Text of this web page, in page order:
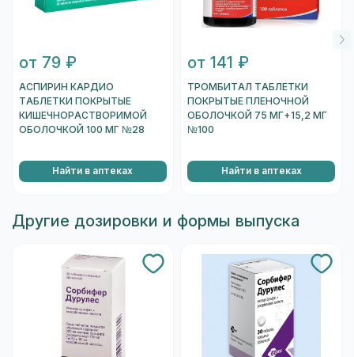
от 79 ₽
АСПИРИН КАРДИО
ТАБЛЕТКИ ПОКРЫТЫЕ
КИШЕЧНОРАСТВОРИМОЙ
ОБОЛОЧКОЙ 100 МГ №28
Найти в аптеках
от 141 ₽
ТРОМБИТАЛ ТАБЛЕТКИ
ПОКРЫТЫЕ ПЛЕНОЧНОЙ
ОБОЛОЧКОЙ 75 МГ+15,2 МГ
№100
Найти в аптеках
Другие дозировки и формы выпуска